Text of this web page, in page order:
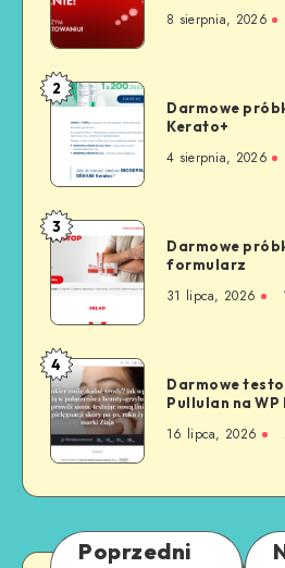
8 sierpnia, 2026
2
Darmowe
Kerato+
4 sierpnia, 2026
3
Darmowe
formularz
31 lipca, 2026
4
Darmowe
Pullulan na
16 lipca, 2026
Poprzedni